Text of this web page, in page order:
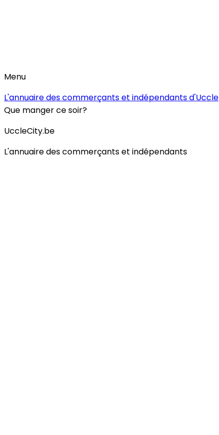
Menu
L'annuaire des commerçants et indépendants d'Uccle
Que manger ce soir?
UccleCity.be
L'annuaire des commerçants et indépendants